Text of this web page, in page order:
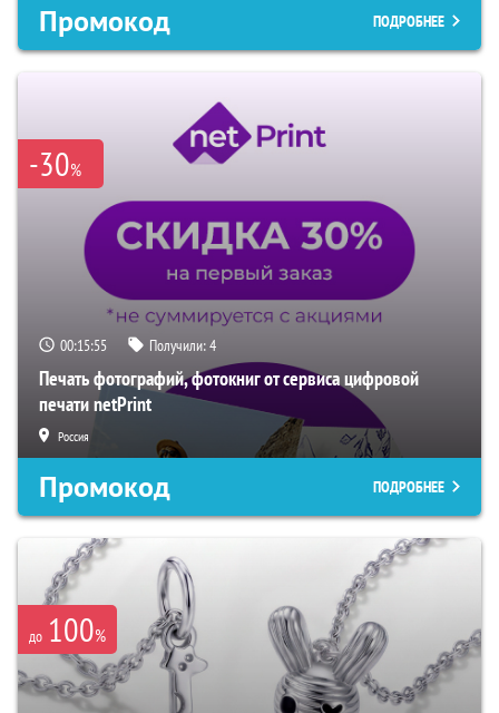
Промокод ПОДРОБНЕЕ
-30%
00:15:54 Получили:4
Печать фотографий, фотокниг от сервиса цифровой
печати netPrint
Россия
Промокод ПОДРОБНЕЕ
до 100%